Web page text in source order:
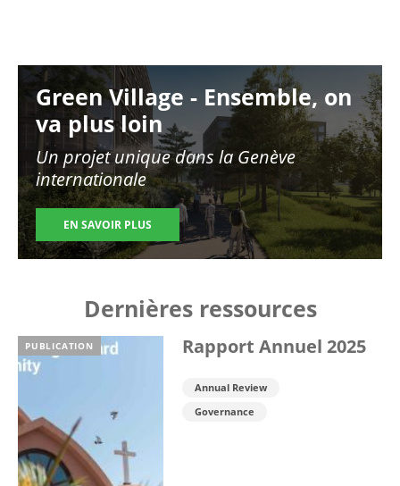
Image
Green Village - Ensemble, on
va plus loin
Un projet unique dans la Genève
internationale
EN SAVOIR PLUS
Dernières ressources
PUBLICATION Rapport Annuel 2025
Annual Review
Governance